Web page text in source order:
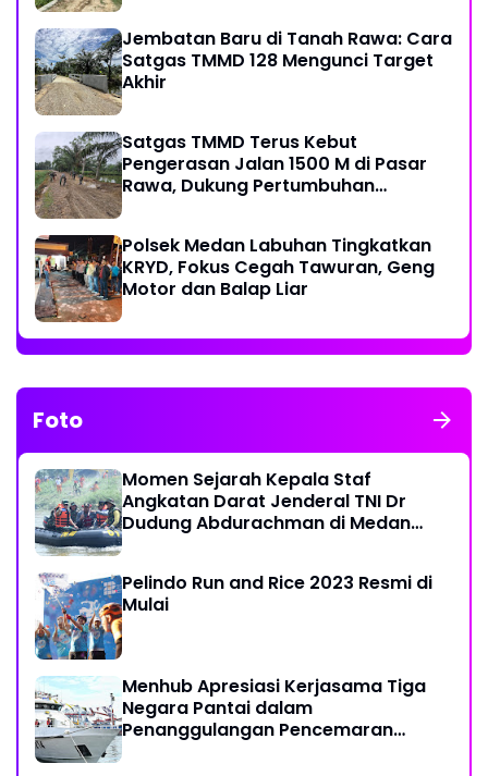
Jembatan Baru di Tanah Rawa: Cara
Satgas TMMD 128 Mengunci Target
Akhir
Satgas TMMD Terus Kebut
Pengerasan Jalan 1500 M di Pasar
Rawa, Dukung Pertumbuhan
Polsek Medan Labuhan Tingkatkan
KRYD, Fokus Cegah Tawuran, Geng
Motor dan Balap Liar
Foto
Momen Sejarah Kepala Staf
Angkatan Darat Jenderal TNI Dr
Dudung Abdurachman di Medan
Pelindo Run and Rice 2023 Resmi di
Mulai
Menhub Apresiasi Kerjasama Tiga
Negara Pantai dalam
Penanggulangan Pencemaran